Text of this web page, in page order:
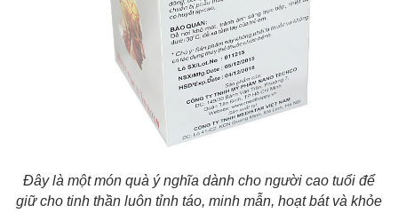
Đây là một món quà ý nghĩa dành cho người cao tuổi để
giữ cho tinh thần luôn tỉnh táo, minh mẫn, hoạt bát và khỏe